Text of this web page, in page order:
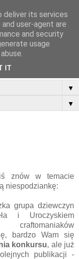
▼
▼
znów w temacie
niespodziankę:
grupa dziewczyn
i Uroczyskiem
bardzo Wam się
konkursu, ale już
publikacji -
deliver its services
user-agent are
and security
usage
IT